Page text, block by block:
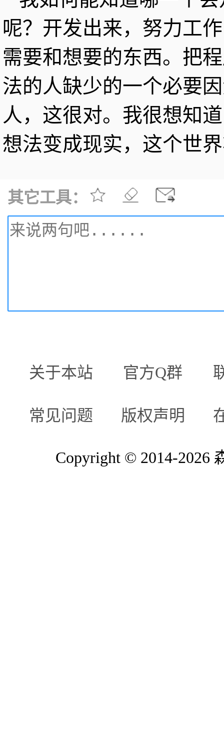
呢？开发出来，努力工
需要和想要的东西。把
法的人缺少的一个必要
人，这很对。我很想知
想法变成现实，这个世
关于本站 官方Q群
常见问题 版权声明
Copyright © 2014-2026